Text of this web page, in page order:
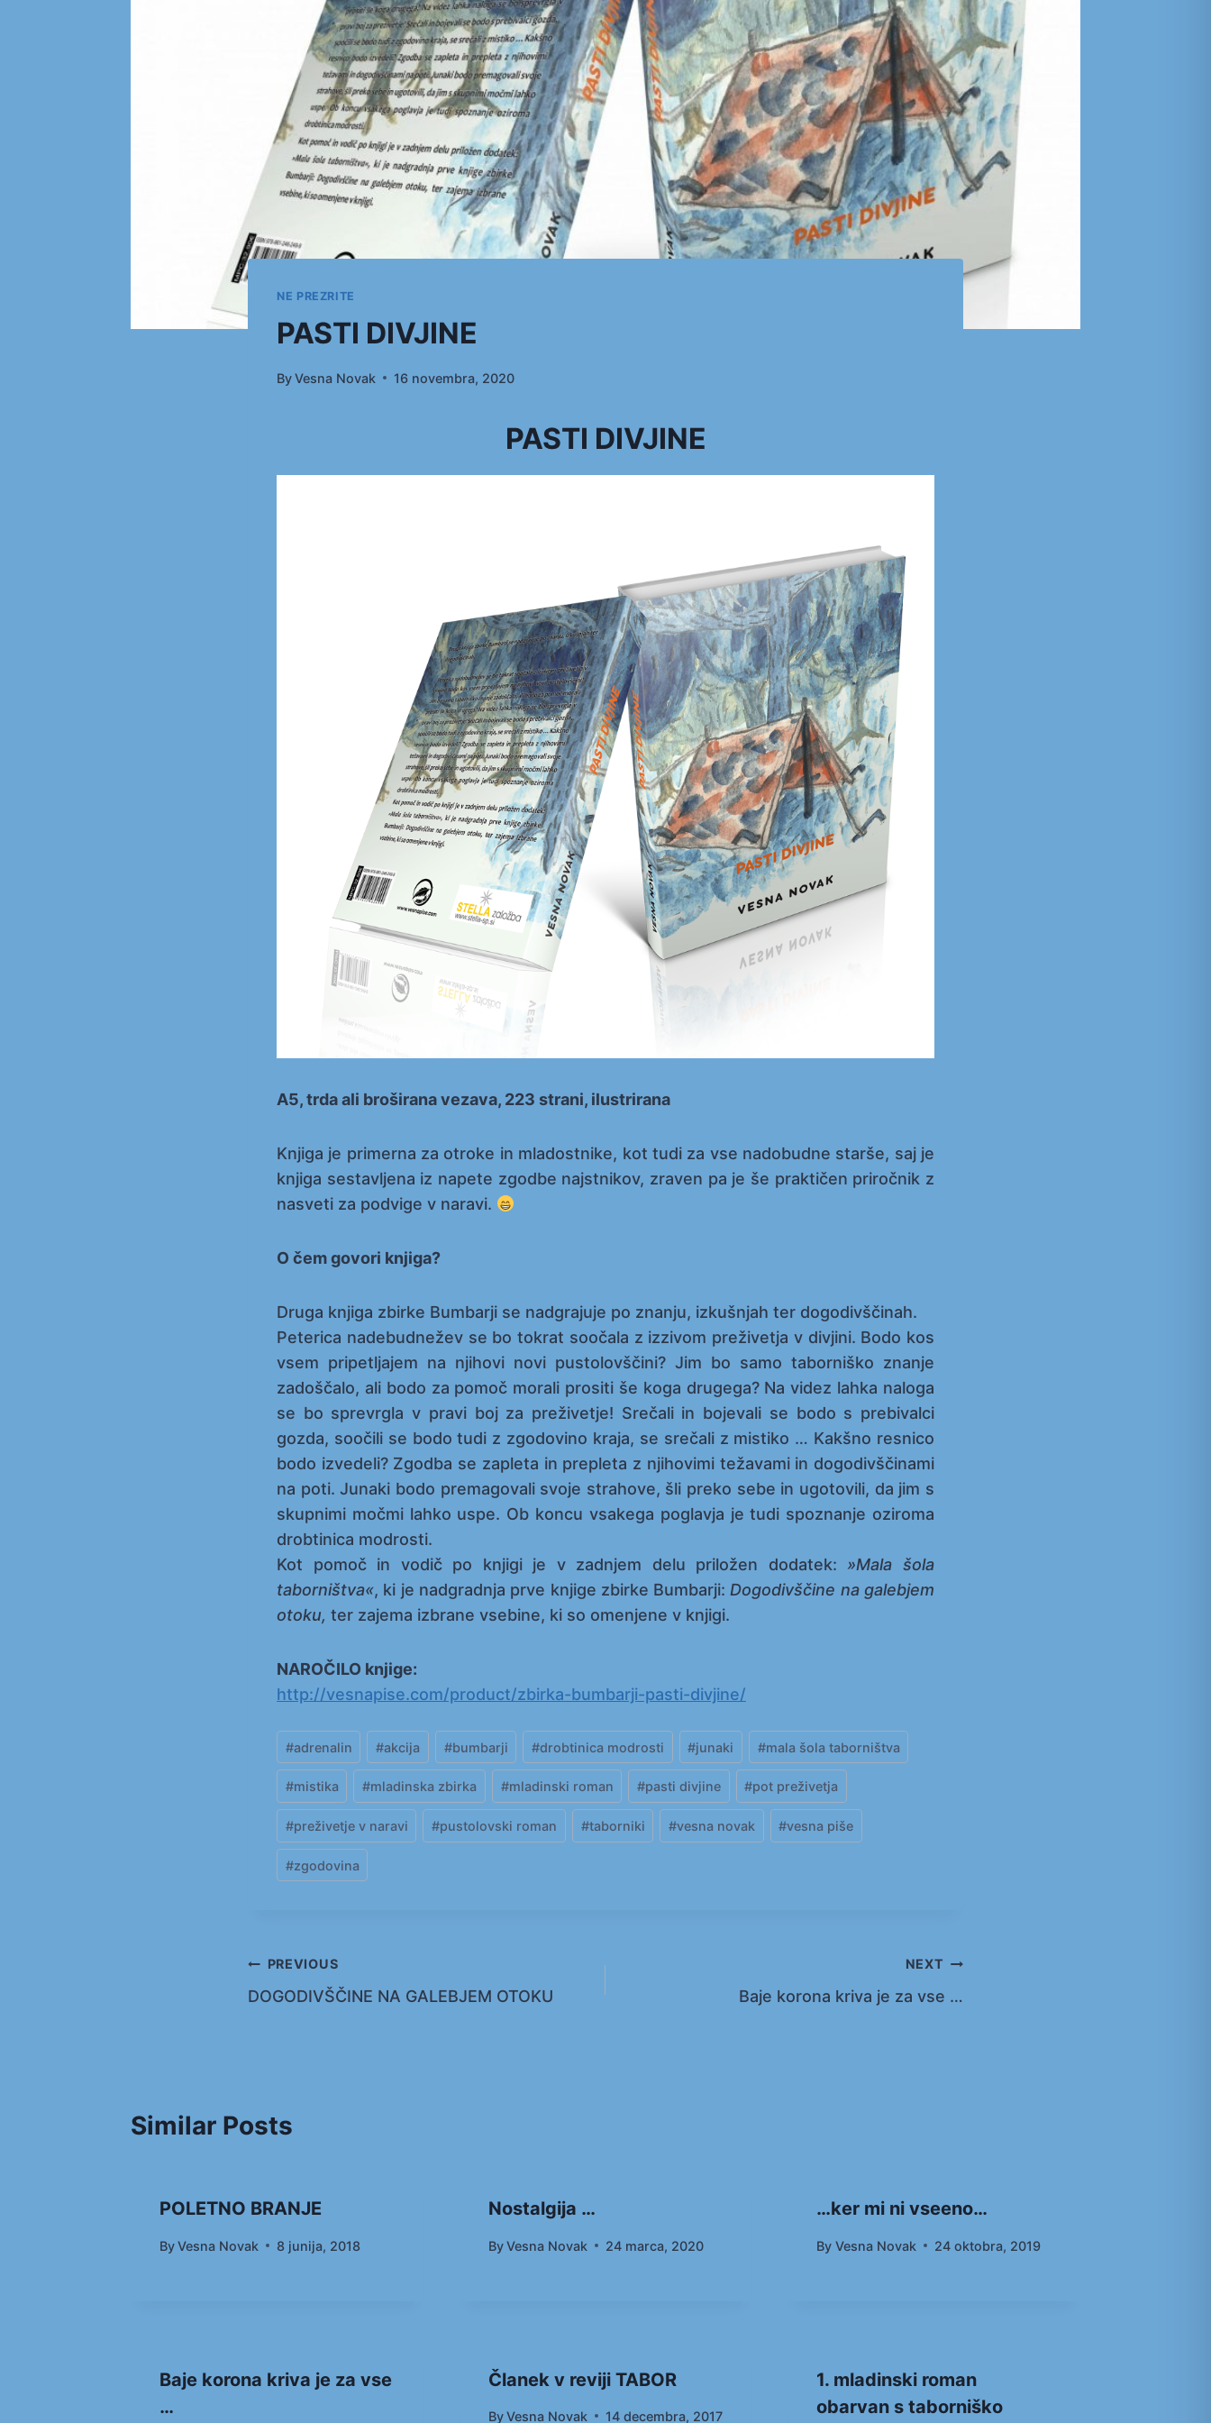
NE PREZRITE
PASTI DIVJINE
ByVesna Novak 16 novembra, 2020
PASTI DIVJINE
A5, trda ali broširana vezava, 223 strani, ilustrirana
Knjiga je primerna za otroke in mladostnike, kot tudi za vse nadobudne starše, saj je
knjiga sestavljena iz napete zgodbe najstnikov, zraven pa je še praktičen priročnik z
nasveti za podvige v naravi.
O čem govori knjiga?
Druga knjiga zbirke Bumbarji se nadgrajuje po znanju, izkušnjah ter dogodivščinah.
Peterica nadebudnežev se bo tokrat soočala z izzivom preživetja v divjini. Bodo kos
vsem pripetljajem na njihovi novi pustolovščini? Jim bo samo taborniško znanje
zadoščalo, ali bodo za pomoč morali prositi še koga drugega? Na videz lahka naloga
se bo sprevrgla v pravi boj za preživetje! Srečali in bojevali se bodo s prebivalci
gozda, soočili se bodo tudi z zgodovino kraja, se srečali z mistiko … Kakšno resnico
bodo izvedeli? Zgodba se zapleta in prepleta z njihovimi težavami in dogodivščinami
na poti. Junaki bodo premagovali svoje strahove, šli preko sebe in ugotovili, da jim s
skupnimi močmi lahko uspe. Ob koncu vsakega poglavja je tudi spoznanje oziroma
drobtinica modrosti.
Kot pomoč in vodič po knjigi je v zadnjem delu priložen dodatek: »Mala šola
taborništva«, ki je nadgradnja prve knjige zbirke Bumbarji:Dogodivščine na galebjem
otoku, ter zajema izbrane vsebine, ki so omenjene v knjigi.
NAROČILO knjige:
http://vesnapise.com/product/zbirka-bumbarji-pasti-divjine/
Post
Tags:
#adrenalin #akcija #bumbarji #drobtinica modrosti #junaki #mala šola taborništva
#mistika #mladinska zbirka #mladinski roman #pasti divjine #pot preživetja
#preživetje v naravi #pustolovski roman #taborniki #vesna novak #vesna piše
#zgodovina
Navigacija
prispevka
PREVIOUS
DOGODIVŠČINE NA GALEBJEM OTOKU
NEXT
Baje korona kriva je za vse …
Similar Posts
POLETNO BRANJE
ByVesna Novak 8 junija, 2018
Nostalgija …
ByVesna Novak 24 marca, 2020
…ker mi ni vseeno…
By Vesna Novak 24 oktobra, 2019
Baje korona kriva je za vse
…
Članek v reviji TABOR
ByVesna Novak 14 decembra, 2017
1. mladinski roman
obarvan s taborniško